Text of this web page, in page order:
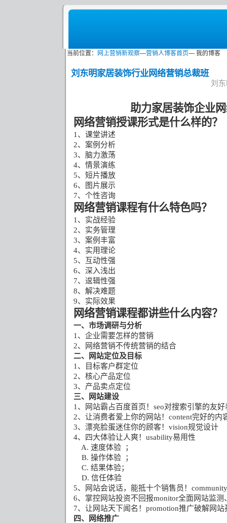
当前位置： 网上营销新观察—营销人博客首页— 我的博客
刘东明家居装饰行业网络营销总裁班
刘
助力家居装饰企业
网络营销授课形式是什么样的？
1 、课堂讲述
2、案例分析
3、脑力激荡
4、情景演练
5、短片播放
6、图片展示
7、个性咨询
网络营销课程有什么特色吗？
1 、实战经验
2、实务管理
3、案例丰富
4、实用理论
5、互动性强
6、深入浅出
7、逡辑性强
8、解决难题
9、实际效果
网络营销课程都讲些什么内容？
一、市场调研与分析
1 、企业需要怎样的营销
2、网络营销不传统营销的结合
二、网站定位及目标
1 、目标客户群定位
2、核心产品定位
3、产品卖点定位
三、网站建设
1 、网站霸占百度首页！ seo对搜索引擎的友好
2、让消费者爱上你的网站！ content完好的内
3、漂亮脸蛋迷住你的顾客！ vision规觉设计
4、四大体验让人爽！ usability易用性
A. 速度体验
；
B. 操作体验
；
C. 结果体验；
D. 信任体验
5、网站会说话，能抵十个销售员！ community
6、掌控网站投资不回报monitor全面网站监测
7、让网站天下闻名！ promotion推广破解网站
四、网络推广